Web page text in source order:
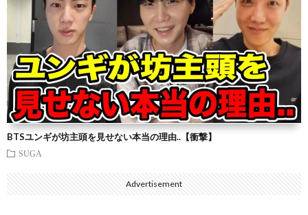
BTSユンギが坊主頭を見せない本当の理由..【衝撃】
SUGA
Advertisement